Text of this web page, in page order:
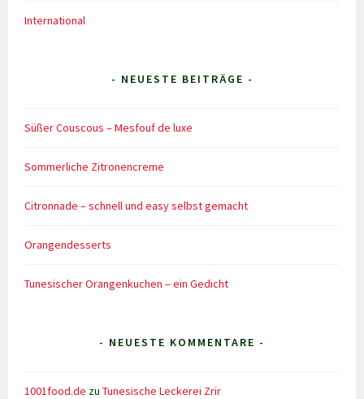
International
- NEUESTE BEITRÄGE -
Süßer Couscous – Mesfouf de luxe
Sommerliche Zitronencreme
Citronnade – schnell und easy selbst gemacht
Orangendesserts
Tunesischer Orangenkuchen – ein Gedicht
- NEUESTE KOMMENTARE -
1001food.de zuTunesische Leckerei Zrir